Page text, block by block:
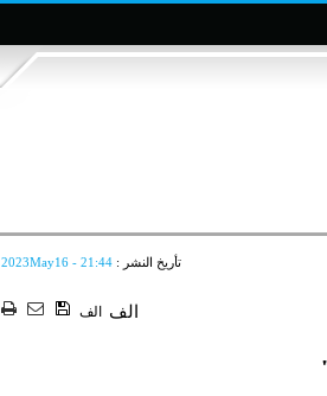
تأريخ النشر :2023May16 - 21:44
الف الف